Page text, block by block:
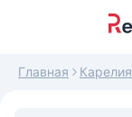
Главная Карелия